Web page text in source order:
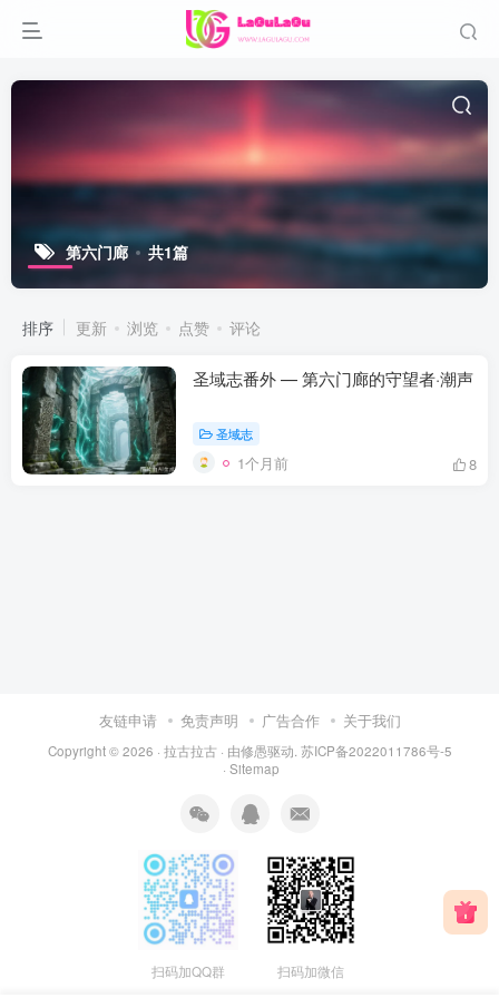
第六门廊 共1篇
排序 更新 浏览 点赞 评论
圣域志番外 — 第六门廊的守望者·潮声
圣域志
1个月前 8
友链申请 免责声明 广告合作 关于我们
Copyright © 2026 · 拉古拉古 · 由修愚驱动. 苏ICP备2022011786号-5
· Sitemap
扫码加QQ群 扫码加微信